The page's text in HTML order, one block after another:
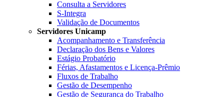
Consulta a Servidores
S-Integra
Validação de Documentos
Servidores Unicamp
Acompanhamento e Transferência
Declaração dos Bens e Valores
Estágio Probatório
Férias, Afastamentos e Licença-Prêmio
Fluxos de Trabalho
Gestão de Desempenho
Gestão de Segurança do Trabalho